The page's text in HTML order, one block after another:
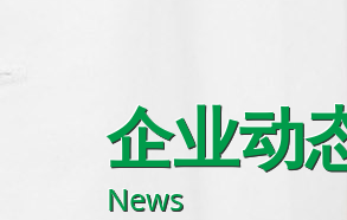
企业动
News